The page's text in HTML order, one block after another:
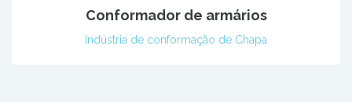
Conformador de armários
Indústria de conformação de Chapa